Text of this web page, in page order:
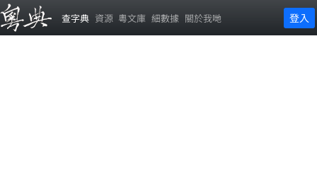
查字典 資源 粵文庫 細數據 關於我哋 登入